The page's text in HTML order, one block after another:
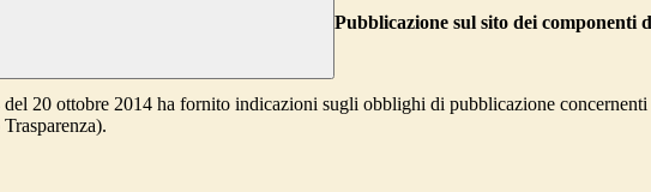
Pubblicazione sul sito dei
20 ottobre 2014 ha fornito indicazioni sugli obblighi di pubblicazione